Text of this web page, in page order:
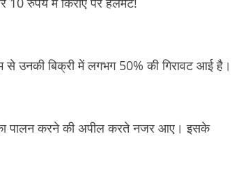
बिक्री में लगभग 50% की गिरावट आई है।
का पालन करने की अपील करते नजर आए। इसके